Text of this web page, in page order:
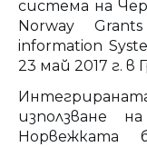
система на
Norway
information
23 май 2017 г. в
използване
Норвежката